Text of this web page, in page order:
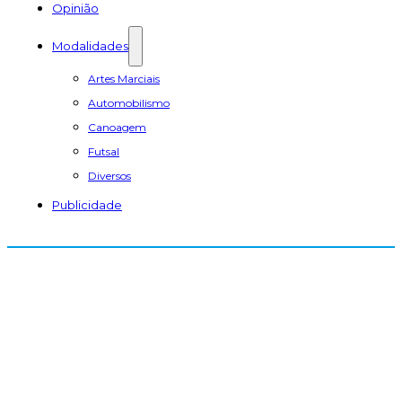
Opinião
Modalidades
Artes Marciais
Automobilismo
Canoagem
Futsal
Diversos
Publicidade